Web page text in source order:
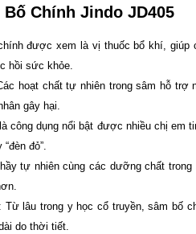
Chính Jindo JD405
được xem là vị thuốc bổ khí, giúp
hồi sức khỏe.
hoạt chất tự nhiên trong sâm hỗ
gây hại.
công dụng nổi bật được nhiều chị em
đỏ”.
tự nhiên cùng các dưỡng chất
: Từ lâu trong y học cổ truyền, sâm bố
do thời tiết.